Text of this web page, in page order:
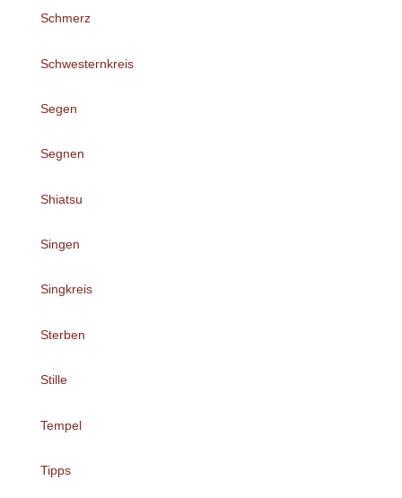
Schmerz
Schwesternkreis
Segen
Segnen
Shiatsu
Singen
Singkreis
Sterben
Stille
Tempel
Tipps